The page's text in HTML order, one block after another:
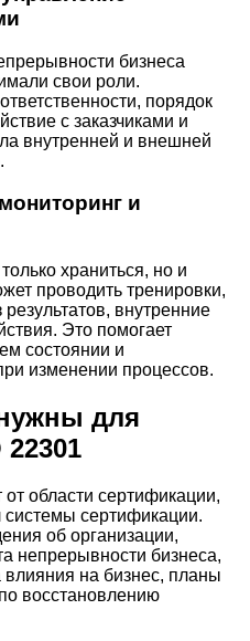
бизнеса
свои роли.
порядок
с заказчиками и
внутренней и внешней
и
храниться, но и
проводить тренировки,
внутренние
Это помогает
состоянии и
изменении процессов.
для
области сертификации,
системы сертификации.
об организации,
непрерывности бизнеса,
влияния на бизнес, планы
восстановлению